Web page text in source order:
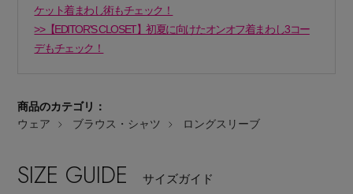
Stay in the Loop
ELLE SHOP 公式アプリ
ケット着まわし術もチェック！
>>【EDITOR'S CLOSET】初夏に向けたオンオフ着まわし3コー
デもチェック！
商品のカテゴリ：
ウェア
ブラウス・シャツ ロングスリーブ
SIZE GUIDE サイズガイド